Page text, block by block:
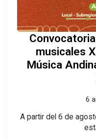
musicales
Música
6
A partir del 6 de